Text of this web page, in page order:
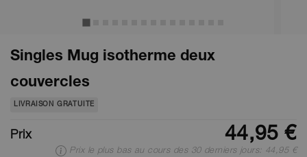
Singles Mug isotherme deux
couvercles
LIVRAISON GRATUITE
Prix 44,95 €
Prix le plus bas au cours des 30 derniers jours: 44,95 €